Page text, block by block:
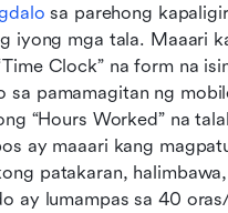
sa parehong
iyong mga tala. Maaari
Clock” na form na
sa pamamagitan ng
“Hours Worked” na
ay maaari kang
patakaran,
ay lumampas sa 40